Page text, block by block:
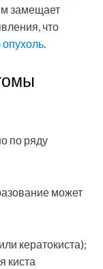
замещает
что
.
по ряду
может
кератокиста);
киста